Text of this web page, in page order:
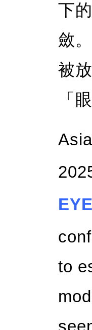
下
斂
被
「
to